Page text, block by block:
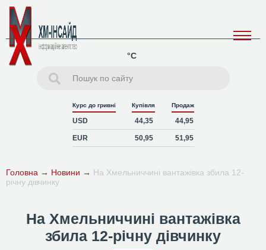
°C
Курс до гривні Купівля Продаж
USD 44,35 44,95
EUR 50,95 51,95
Головна → Новини → На Хмельниччині вантажівка збила 12-
річну дівчинку
На Хмельниччині вантажівка
збила 12-річну дівчинку